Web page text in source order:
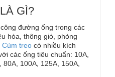
GÌ?
đường ống trong các
hòa, thông gió, phòng
Cùm treo có nhiều kích
các ống tiêu chuẩn: 10A,
100A, 125A, 150A,